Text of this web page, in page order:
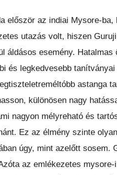
először az indiai Mysore-
utazás volt, hiszen
áldásos esemény.
és legkedvesebb
astanga
különösen nagy
nagyon mélyreható és
Ez az élmény szinte
úgy, mint azelőtt
az emlékezetes